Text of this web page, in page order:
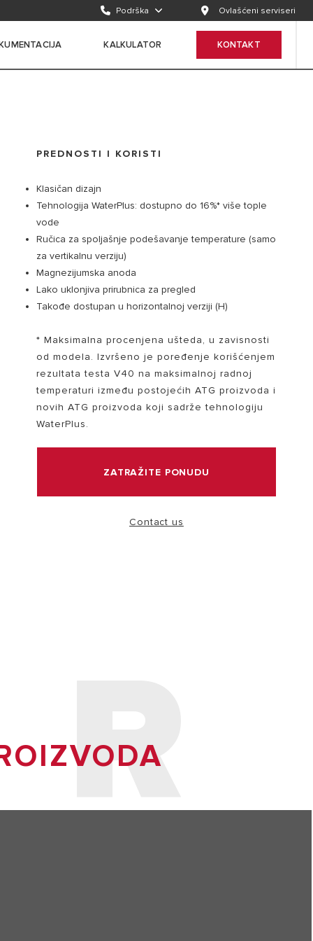
Podrška Ovlašćeni serviseri
POSETITE
Zašto izabrati Ariston bojler?
Širok asortiman bojlera Ariston je dizajniran da pruži
KALKULATOR KONTAKT
PREDNOSTI I KORISTI
Klasičan dizajn
Tehnologija WaterPlus: dostupno do 16%* više tople
vode
Ručica za spoljašnje podešavanje temperature (samo
za vertikalnu verziju)
Magnezijumska anoda
Lako uklonjiva prirubnica za pregled
Takođe dostupan u horizontalnoj verziji (H)
* Maksimalna procenjena ušteda, u zavisnosti
od modela. Izvršeno je poređenje korišćenjem
rezultata testa V40 na maksimalnoj radnoj
temperaturi između postojećih ATG proizvoda i
novih ATG proizvoda koji sadrže tehnologiju
WaterPlus.
ZATRAŽITE PONUDU
Contact us